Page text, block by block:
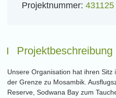
Projektnummer: 431125
Projektbeschreibung
Unsere Organisation hat ihren Sitz
der Grenze zu Mosambik.
Reserve, Sodwana Bay zum